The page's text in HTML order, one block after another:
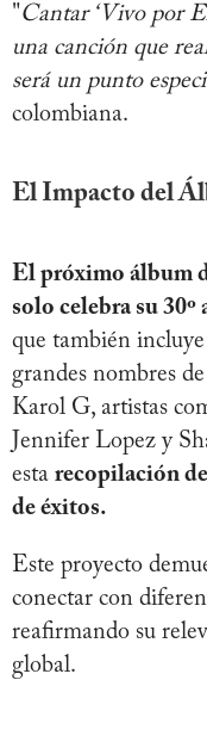
"Cantar ‘Vivo por
una canción que
será un punto
colombiana.
El Impacto del
El próximo álbum
solo celebra su 30º
que también
grandes nombres
Karol G, artistas
Jennifer Lopez y
esta recopilación de
de éxitos.
Este proyecto
conectar con
reafirmando su
global.